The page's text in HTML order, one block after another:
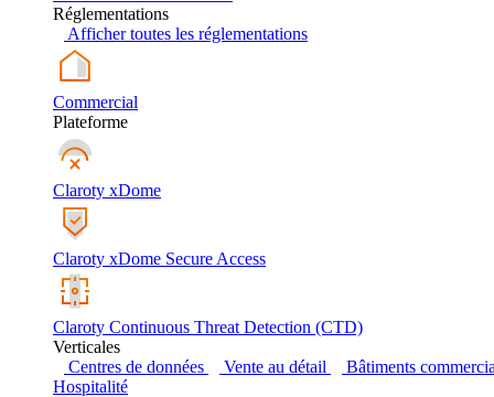
Réglementations
Afficher toutes les réglementations
Commercial
Plateforme
Claroty xDome
Claroty xDome Secure Access
Claroty Continuous Threat Detection (CTD)
Verticales
Centres de données
Vente au détail
Bâtiments
Hospitalité